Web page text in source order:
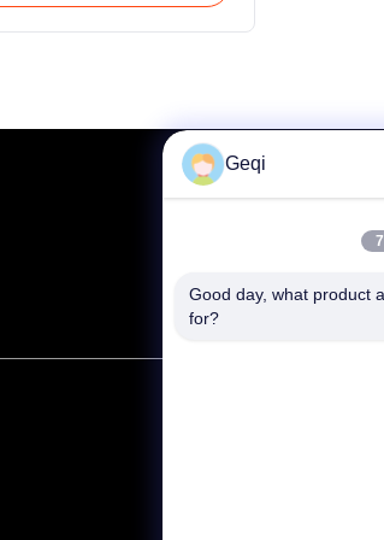
vibroscope laser beam
Geqi
Good day, what product
for?